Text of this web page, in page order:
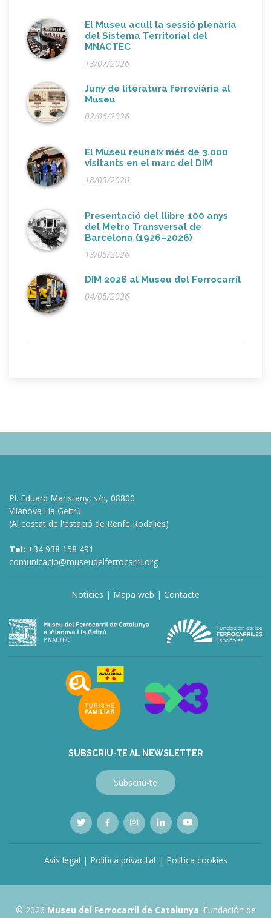
El Museu acull la sessió plenària
del Sistema Territorial del
MNACTEC
13/07/2026
Juny de literatura ferroviària al
Museu
02/06/2026
El Museu reuneix més de 3.000
visitants en el marc del DIM
18/05/2026
Presentació del llibre 100 anys
del Metro Transversal de
Barcelona (1926–2026)
13/05/2026
DIM 2026 al Museu del Ferrocarril
04/05/2026
Pl. Eduard Maristany, s/n, 08800
Vilanova i la Geltrú
(Al costat de l'estació de Renfe Rodalies)
Tel: +34 938 158 491
comunicacio@museudelferrocarril.org
Notìcies | Mapa web | Contacte
deneme
bonusu
SUBSCRIU-TE AL NEWSLETTER
Subscriu-te
Avís legal | Política privacitat| Política cookies
© 2026 Museu del Ferrocarril de Catalunya. Fundación de